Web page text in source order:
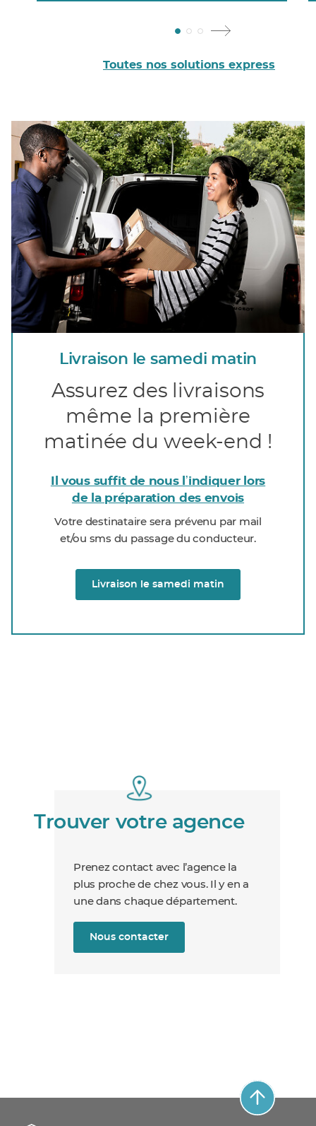
Toutes nos solutions express
Livraison le samedi matin
Assurez des livraisons
même la première
matinée du week-end !
Il vous suffit de nous lʼindiquer lors
de la préparation des envois
Votre destinataire sera prévenu par mail
et/ou sms du passage du conducteur.
Livraison le samedi matin
Trouver votre agence
Prenez contact avec l’agence la
plus proche de chez vous. Il y en a
une dans chaque département.
Nous contacter